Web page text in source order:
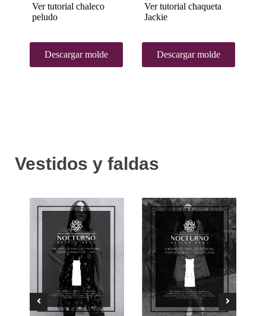
Ver tutorial chaleco
peludo
Descargar molde
Ver tutorial chaqueta
Jackie
Descargar molde
Vestidos y faldas